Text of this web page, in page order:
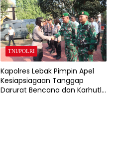
TNI/POLRI
Kapolres Lebak Pimpin Apel
Kesiapsiagaan Tanggap
Darurat Bencana dan Karhutla